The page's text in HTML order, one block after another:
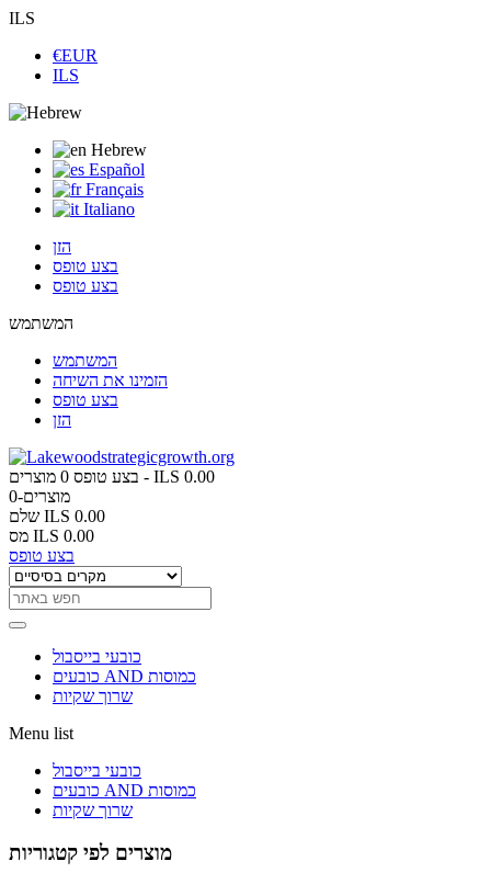
ILS
€EUR
ILS
Hebrew
Español
Français
Italiano
הזן
בצע טופס
בצע טופס
המשתמש
המשתמש
הזמינו את השיחה
בצע טופס
הזן
בצע טופס 0 מוצרים - ILS 0.00
0-מוצרים
שלם ILS 0.00
מס ILS 0.00
בצע טופס
כובעי בייסבול
כובעים AND כמוסות
שרוך שקיות
Menu list
כובעי בייסבול
כובעים AND כמוסות
שרוך שקיות
מוצרים לפי קטגוריות